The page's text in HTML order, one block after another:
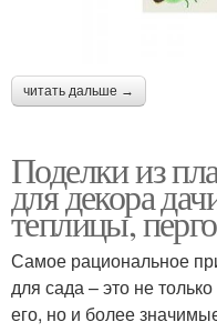
читать дальше →
Поделки из
для декора
теплицы,
Самое рациональное
для сада – это не
его, но и более